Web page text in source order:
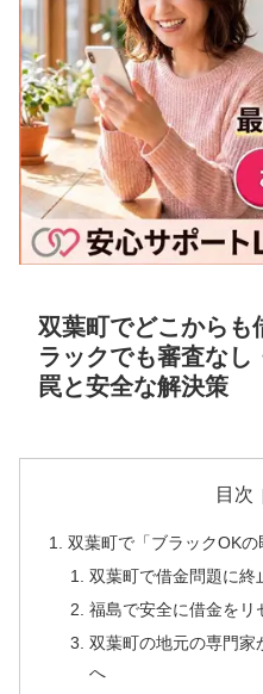
双葉町でどこからも
ラックでも審査なし
罠と安全な解決策
目次
双葉町で「ブラックOK
双葉町で借金問題に終
福島で安全に借金をリ
双葉町の地元の専門家
へ